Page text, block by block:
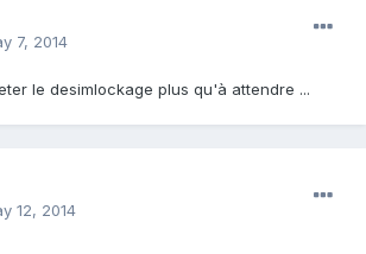
7, 2014
le desimlockage plus qu'à attendre ...
12, 2014